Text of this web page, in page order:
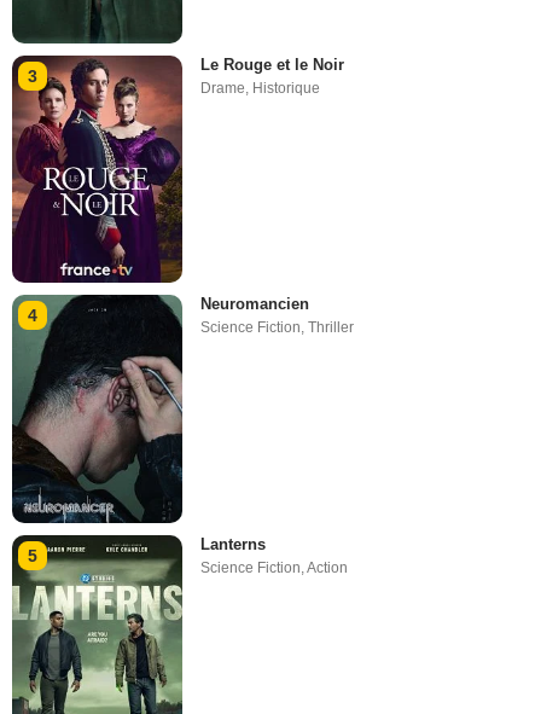
3
Le Rouge et le Noir
Drame, Historique
4
Neuromancien
Science Fiction,Thriller
5
Lanterns
Science Fiction ,Action